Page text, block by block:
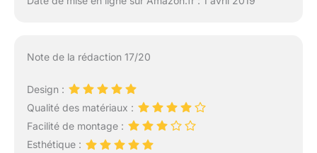
Note de la rédaction 17/20
Design :
Qualité des matériaux :
Facilité de montage :
Esthétique :